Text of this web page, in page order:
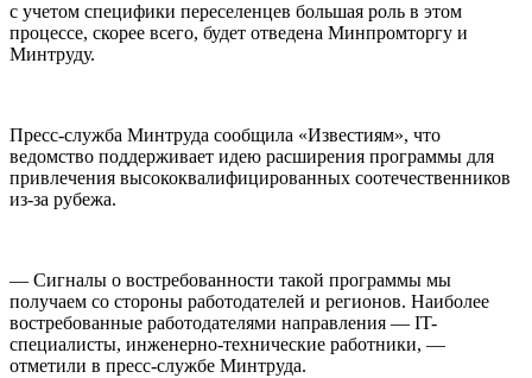
с учетом специфики переселенцев большая роль в этом
процессе, скорее всего, будет отведена Минпромторгу и
Минтруду.
Пресс-служба Минтруда сообщила «Известиям», что
ведомство поддерживает идею расширения программы для
привлечения высококвалифицированных соотечественников
из-за рубежа.
— Сигналы о востребованности такой программы мы
получаем со стороны работодателей и регионов. Наиболее
востребованные работодателями направления — IT-
специалисты, инженерно-технические работники, —
отметили в пресс-службе Минтруда.